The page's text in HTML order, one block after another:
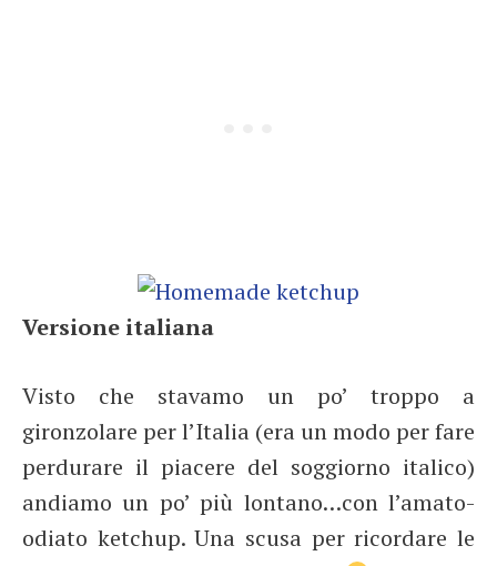
Versione italiana
Visto che stavamo un po’ troppo a
gironzolare per l’Italia (era un modo per fare
perdurare il piacere del soggiorno italico)
andiamo un po’ più lontano…con l’amato-
odiato ketchup. Una scusa per ricordare le